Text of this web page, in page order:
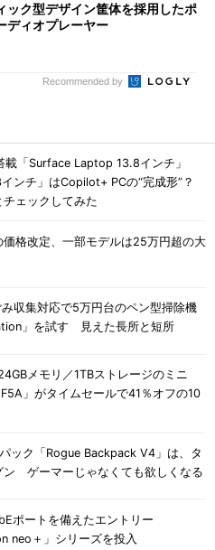
ック型デザイン筐体を採用したポ
ディオプレーヤー
Recommended by
「Surface Laptop 13.8インチ」
インチ」はCopilot+ PCの“完成形”？
ェックしてみた
価格改定、一部モデルは25万円超の大
収集対応で5万円台のペン型掃除機
」を試す 見えた長所と短所
メモリ／1TBストレージのミニ
」がタイムセールで41％オフの10
ック「Rogue Backpack V4」は、タ
ン ゲーマーじゃなくても欲しくなる
ポートを備えたエントリー
neo＋」シリーズを投入